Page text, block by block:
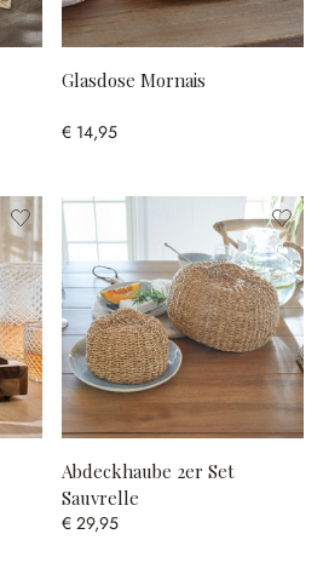
Glasdose Mornais
€ 14,95
Abdeckhaube 2er Set
Sauvrelle
€ 29,95